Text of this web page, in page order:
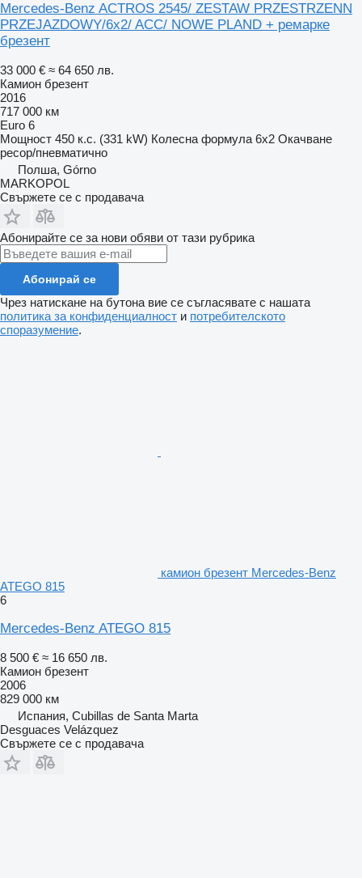
Mercedes-Benz ACTROS 2545/ ZESTAW PRZESTRZENN
PRZEJAZDOWY/6x2/ ACC/ NOWE PLAND + ремарке
брезент
33 000 € ≈ 64 650 лв.
Камион брезент
2016
717 000 км
Euro 6
Мощност 450 к.с. (331 kW) Колесна формула 6x2 Окачване
ресор/пневматично
Полша, Górno
MARKOPOL
Свържете се с продавача
Абонирайте се за нови обяви от тази рубрика
Абонирай се
Чрез натискане на бутона вие се съгласявате с нашата
политика за конфиденциалност и потребителското
споразумение.
камион брезент Mercedes-Benz
ATEGO 815
6
Mercedes-Benz ATEGO 815
8 500 € ≈ 16 650 лв.
Камион брезент
2006
829 000 км
Испания, Cubillas de Santa Marta
Desguaces Velázquez
Свържете се с продавача